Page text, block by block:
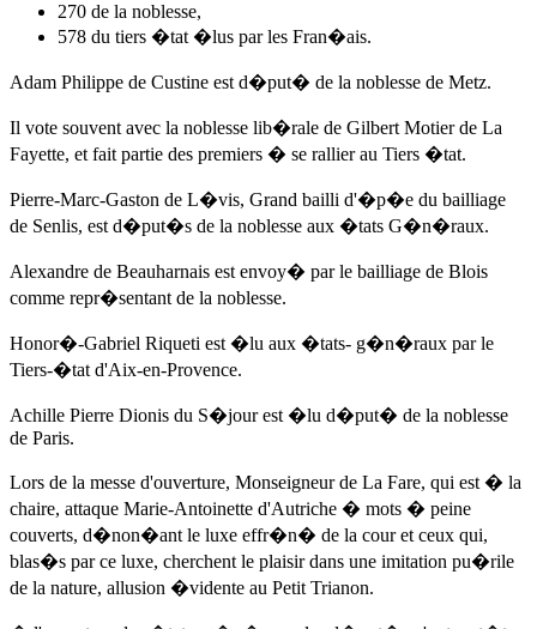
270 de la noblesse,
578 du tiers �tat �lus par les Fran�ais.
Adam Philippe de Custine est d�put� de la noblesse de Metz.
Il vote souvent avec la noblesse lib�rale de Gilbert Motier de La
Fayette, et fait partie des premiers � se rallier au Tiers �tat.
Pierre-Marc-Gaston de L�vis, Grand bailli d'�p�e du bailliage
de Senlis, est d�put�s de la noblesse aux �tats G�n�raux.
Alexandre de Beauharnais est envoy� par le bailliage de Blois
comme repr�sentant de la noblesse.
Honor�-Gabriel Riqueti est �lu aux �tats- g�n�raux par le
Tiers-�tat d'Aix-en-Provence.
Achille Pierre Dionis du S�jourest �lu d�put� de la noblesse
de Paris.
Lors de la messe d'ouverture, Monseigneur de La Fare, qui est � la
chaire, attaque Marie-Antoinette d'Autriche � mots � peine
couverts, d�non�ant le luxe effr�n� de la cour et ceux qui,
blas�s par ce luxe, cherchent le plaisir dans une imitation pu�rile
de la nature, allusion �vidente au Petit Trianon.